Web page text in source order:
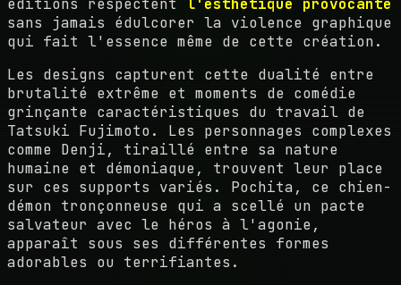
éditions respectent l'esthétique provocante
sans jamais édulcorer la violence graphique
qui fait l'essence même de cette création.
Les designs capturent cette dualité entre
brutalité extrême et moments de comédie
grinçante caractéristiques du travail de
Tatsuki Fujimoto. Les personnages complexes
comme Denji, tiraillé entre sa nature
humaine et démoniaque, trouvent leur place
sur ces supports variés. Pochita, ce chien-
démon tronçonneuse qui a scellé un pacte
salvateur avec le héros à l'agonie,
apparaît sous ses différentes formes
adorables ou terrifiantes.